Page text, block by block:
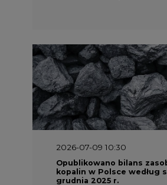
2026-07-09 10:30
Opublikowano bilans
kopalin w Polsce według
grudnia 2025 r.